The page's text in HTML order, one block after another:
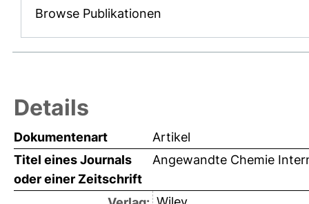
Browse Publikationen
Details
Dokumentenart
Artikel
Titel eines Journals
oder einer Zeitschrift
Angewandte Chemie